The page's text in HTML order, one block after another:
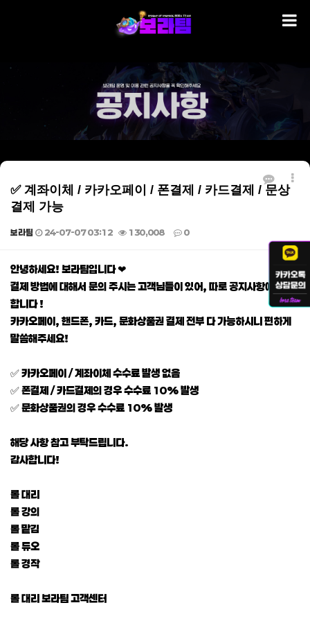
✅ 계좌이체 / 카카오페이 / 폰결제 / 카드결제 / 문상
결제 가능
보라팀 24-07-07 03:12 130,008 0
본문
안녕하세요! 보라팀입니다 ❤
결제 방법에 대해서 문의 주시는 고객님들이 있어, 따로 공지사항에 게재
합니다 !
카카오페이, 핸드폰, 카드, 문화상품권 결제 전부 다 가능하시니 편하게
말씀해주세요!
✅ 카카오페이 / 계좌이체 수수료 발생 없음
✅ 폰결제 / 카드결제의 경우 수수료 10% 발생
✅ 문화상품권의 경우 수수료 10% 발생
해당 사항 참고 부탁드립니다.
감사합니다!
롤 대리
롤 강의
롤 맡김
롤 듀오
롤 경작
롤 대리 보라팀 고객센터